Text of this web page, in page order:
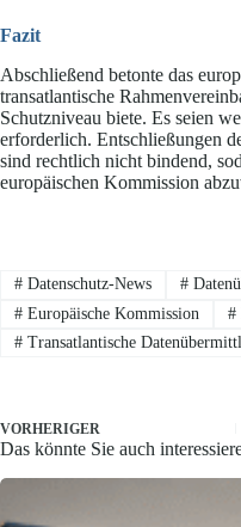
Fazit
Abschließend betonte das
transatlantische
Schutzniveau biete. Es seien
erforderlich. Entschließungen
sind rechtlich nicht bindend,
europäischen Kommission
#Datenschutz-News #
#Europäische Kommission #
#Transatlantische
VORHERIGER
Das könnte Sie auch